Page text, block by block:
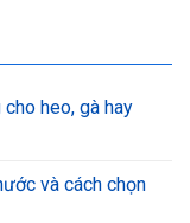
heo, gà hay
và cách chọn